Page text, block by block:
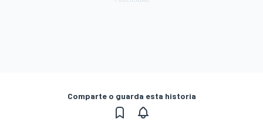
Comparte o guarda esta historia